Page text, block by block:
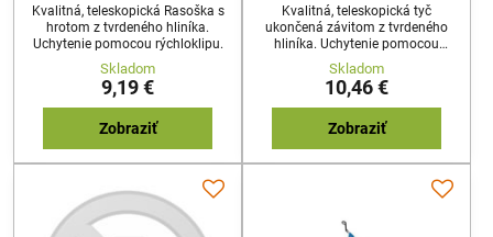
Kvalitná, teleskopická Rasoška s
hrotom z tvrdeného hliníka.
Uchytenie pomocou rýchloklipu.
Skladom
9,19 €
Zobraziť
Kvalitná, teleskopická tyč
ukončená závitom z tvrdeného
hliníka. Uchytenie pomocou
rýhclo-klipu.
Skladom
10,46 €
Zobraziť